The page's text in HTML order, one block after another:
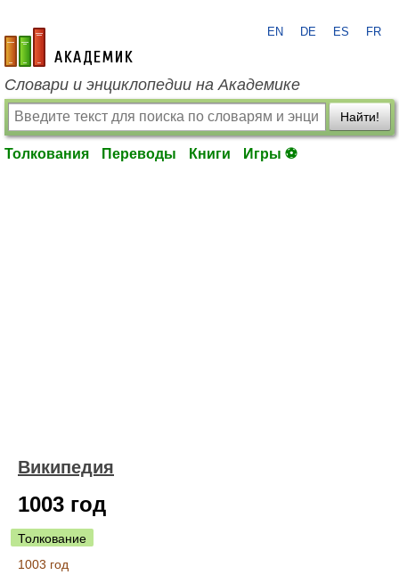
academic.ru
EN DE ES FR
Словари и энциклопедии на Академике
Найти!
Толкования Переводы Книги Игры ⚽
Википедия
1003 год
Толкование
1003 год